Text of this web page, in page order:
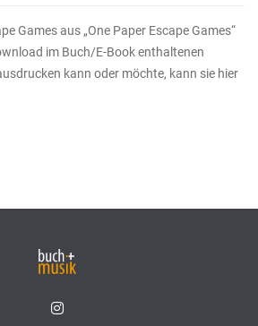
Games aus „One Paper Escape Games“
im Buch/E-Book enthaltenen
kann oder möchte, kann sie hier